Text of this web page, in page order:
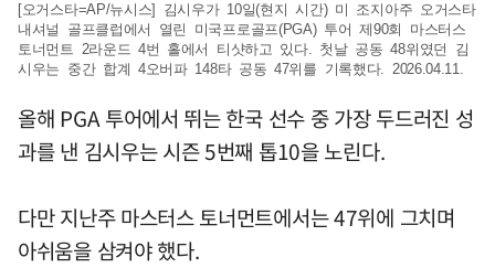
[오거스타=AP/뉴시스] 김시우가 10일(현지 시간) 미 조지아주 오거스타
내셔널 골프클럽에서 열린 미국프로골프(PGA) 투어 제90회 마스터스
토너먼트 2라운드 4번 홀에서 티샷하고 있다. 첫날 공동 48위였던 김
시우는 중간 합계 4오버파 148타 공동 47위를 기록했다. 2026.04.11.
올해 PGA 투어에서 뛰는 한국 선수 중 가장 두드러진 성
과를 낸 김시우는 시즌 5번째 톱10을 노린다.
다만 지난주 마스터스 토너먼트에서는 47위에 그치며
아쉬움을 삼켜야 했다.